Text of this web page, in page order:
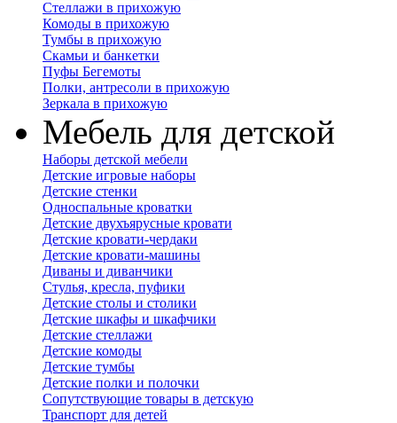
Стеллажи в прихожую
Комоды в прихожую
Тумбы в прихожую
Скамьи и банкетки
Пуфы Бегемоты
Полки, антресоли в прихожую
Зеркала в прихожую
Мебель для детской
Наборы детской мебели
Детские игровые наборы
Детские стенки
Односпальные кроватки
Детские двухъярусные кровати
Детские кровати-чердаки
Детские кровати-машины
Диваны и диванчики
Стулья, кресла, пуфики
Детские столы и столики
Детские шкафы и шкафчики
Детские стеллажи
Детские комоды
Детские тумбы
Детские полки и полочки
Сопутствующие товары в детскую
Транспорт для детей